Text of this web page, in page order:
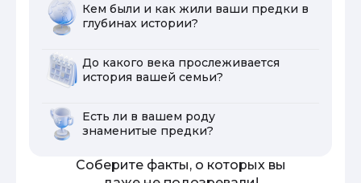
Кем были и как жили ваши предки в
глубинах истории?
До какого века прослеживается
история вашей семьи?
Есть ли в вашем роду
знаменитые предки?
Соберите факты, о которых вы